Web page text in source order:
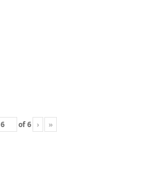
of6 › »